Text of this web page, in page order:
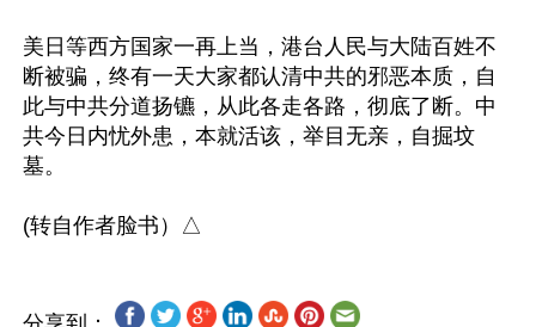
美日等西方国家一再上当，港台人民与大陆百姓不
断被骗，终有一天大家都认清中共的邪恶本质，自
此与中共分道扬镳，从此各走各路，彻底了断。中
共今日内忧外患，本就活该，举目无亲，自掘坟
墓。